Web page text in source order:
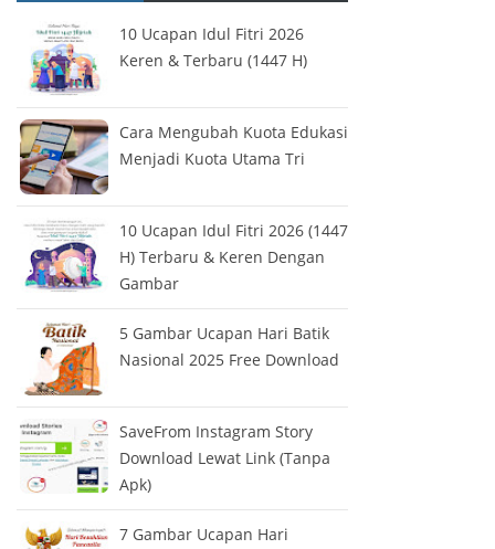
10 Ucapan Idul Fitri 2026
Keren & Terbaru (1447 H)
Cara Mengubah Kuota Edukasi
Menjadi Kuota Utama Tri
10 Ucapan Idul Fitri 2026 (1447
H) Terbaru & Keren Dengan
Gambar
5 Gambar Ucapan Hari Batik
Nasional 2025 Free Download
SaveFrom Instagram Story
Download Lewat Link (Tanpa
Apk)
7 Gambar Ucapan Hari